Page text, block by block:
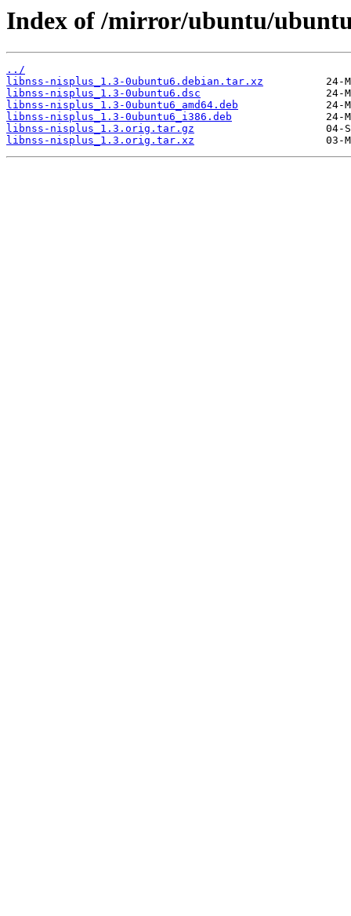
Index of /mirror/ubuntu/
../
libnss-nisplus_1.3-0ubuntu6.debian.tar.xz
libnss-nisplus_1.3-0ubuntu6.dsc
libnss-nisplus_1.3-0ubuntu6_amd64.deb
libnss-nisplus_1.3-0ubuntu6_i386.deb
libnss-nisplus_1.3.orig.tar.gz
libnss-nisplus_1.3.orig.tar.xz